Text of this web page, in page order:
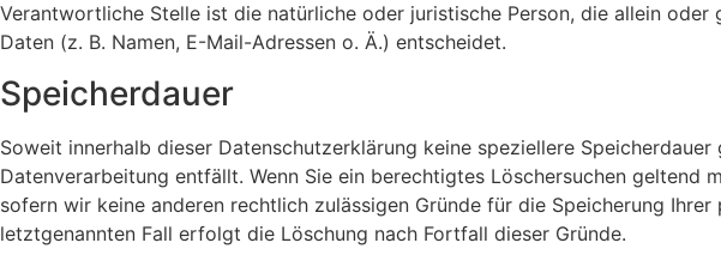
Verantwortliche Stelle ist die natürliche oder juristische Person, die allein
Daten (z. B. Namen, E-Mail-Adressen o. Ä.) entscheidet.
Speicherdauer
Soweit innerhalb dieser Datenschutzerklärung keine speziellere
Datenverarbeitung entfällt. Wenn Sie ein berechtigtes Löschersuchen
sofern wir keine anderen rechtlich zulässigen Gründe für die Speicherung
letztgenannten Fall erfolgt die Löschung nach Fortfall dieser Gründe.